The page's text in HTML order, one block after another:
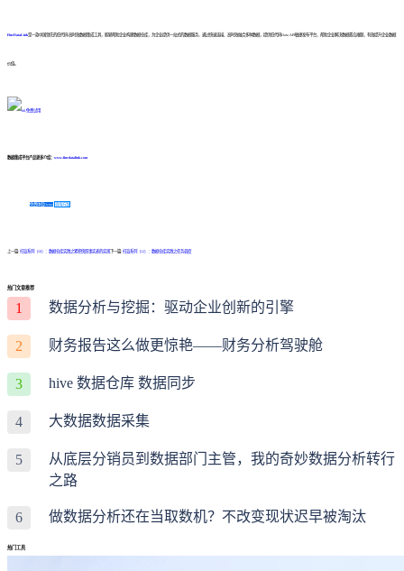
FineDataLink是一款中国领先的低代码/高时效数据集成工具，能够帮助企业构建数据仓库，为企业提供一站式的数据服务，通过快速连接、高时效融合多种数据，提供低代码Data API敏捷发布平台，帮助企业解决数据孤岛难题，有效提升企业数据
价值。
数据集成平台产品更多介绍： www.finedatalink.com
免费体验Demo 咨询方案
上一篇: 扫盲系列（10）：数据仓库实践之累积快照事实表的实现 下一篇: 扫盲系列（12）：数据仓库实践之任务调度
热门文章推荐
1 数据分析与挖掘：驱动企业创新的引擎
2 财务报告这么做更惊艳——财务分析驾驶舱
3 hive 数据仓库 数据同步
4 大数据数据采集
5
从底层分销员到数据部门主管，我的奇妙数据分析转行
之路
6 做数据分析还在当取数机？不改变现状迟早被淘汰
热门工具